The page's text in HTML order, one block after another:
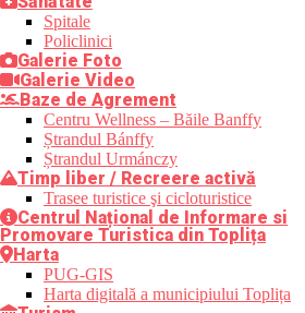
Spitale
Policlinici
Galerie Foto
Galerie Video
Baze de Agrement
Centru Wellness – Băile Banffy
Ștrandul Bánffy
Ștrandul Urmánczy
Timp liber / Recreere activă
Trasee turistice şi cicloturistice
Centrul Național de Informare si
Promovare Turistica din Toplița
Harta
PUG-GIS
Harta digitală a municipiului Toplița